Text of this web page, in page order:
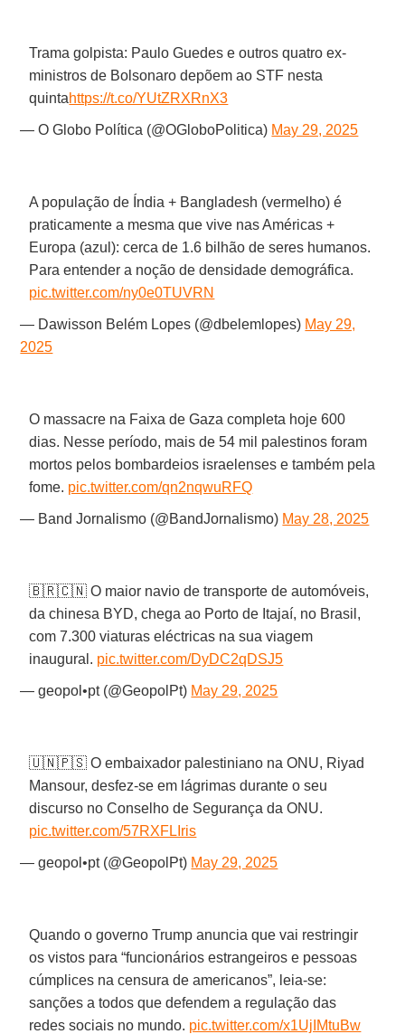
Trama golpista: Paulo Guedes e outros quatro ex-
ministros de Bolsonaro depõem ao STF nesta
quintahttps://t.co/YUtZRXRnX3
— O Globo Política (@OGloboPolitica) May 29, 2025
A população de Índia + Bangladesh (vermelho) é
praticamente a mesma que vive nas Américas +
Europa (azul): cerca de 1.6 bilhão de seres humanos.
Para entender a noção de densidade demográfica.
pic.twitter.com/ny0e0TUVRN
— Dawisson Belém Lopes (@dbelemlopes) May 29,
2025
O massacre na Faixa de Gaza completa hoje 600
dias. Nesse período, mais de 54 mil palestinos foram
mortos pelos bombardeios israelenses e também pela
fome. pic.twitter.com/qn2nqwuRFQ
— Band Jornalismo (@BandJornalismo) May 28, 2025
🇧🇷🇨🇳 O maior navio de transporte de automóveis,
da chinesa BYD, chega ao Porto de Itajaí, no Brasil,
com 7.300 viaturas eléctricas na sua viagem
inaugural. pic.twitter.com/DyDC2qDSJ5
— geopol•pt (@GeopolPt) May 29, 2025
🇺🇳🇵🇸 O embaixador palestiniano na ONU, Riyad
Mansour, desfez-se em lágrimas durante o seu
discurso no Conselho de Segurança da ONU.
pic.twitter.com/57RXFLIris
— geopol•pt (@GeopolPt) May 29, 2025
Quando o governo Trump anuncia que vai restringir
os vistos para “funcionários estrangeiros e pessoas
cúmplices na censura de americanos”, leia-se:
sanções a todos que defendem a regulação das
redes sociais no mundo. pic.twitter.com/x1UjIMtuBw